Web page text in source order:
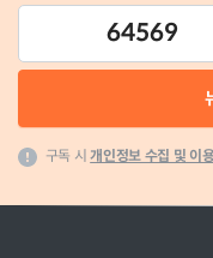
64569
구독 시개인정보 수집 및 이